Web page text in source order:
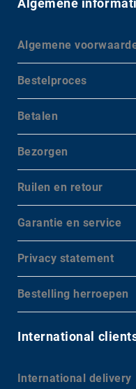
Algemene
Algemene
Bestelproces
Betalen
Bezorgen
Ruilen en retour
Garantie en service
Privacy statement
Bestelling herroepen
International
International delivery